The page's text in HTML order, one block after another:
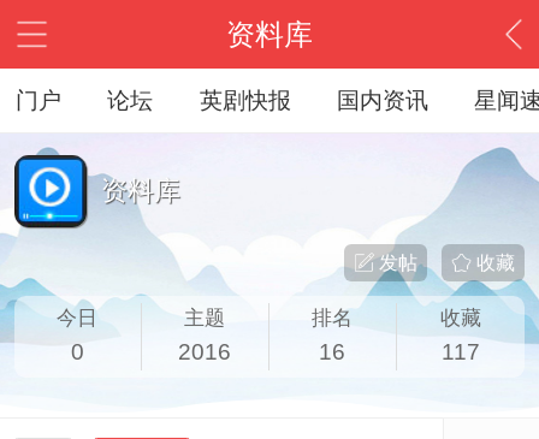
资料库
门户 论坛 英剧快报 国内资讯 星闻
资料库
收藏
发帖
今日
0
主题
2016
排名
16
收藏
117